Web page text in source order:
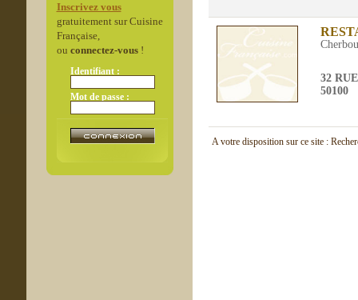
Inscrivez vous
gratuitement sur Cuisine
Française,
ou connectez-vous!
Identifiant :
Mot de passe :
32
50100
A votre disposition sur ce site :